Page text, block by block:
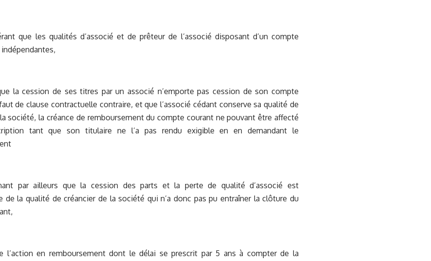
que les qualités d’associé et de prêteur de l’associé disposant d’un compte
la cession de ses titres par un associé n’emporte pas cession de son compte
de clause contractuelle contraire, et que l’associé cédant conserve sa qualité de
société, la créance de remboursement du compte courant ne pouvant être affecté
tant que son titulaire ne l’a pas rendu exigible en en demandant le
par ailleurs que la cession des parts et la perte de qualité d’associé est
de la qualité de créancier de la société qui n’a donc pas pu entraîner la clôture du
l’action en remboursement dont le délai se prescrit par 5 ans à compter de la